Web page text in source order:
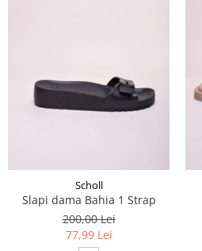
Scholl
Slapi dama Bahia 1 Strap
200,00 Lei
77,99 Lei